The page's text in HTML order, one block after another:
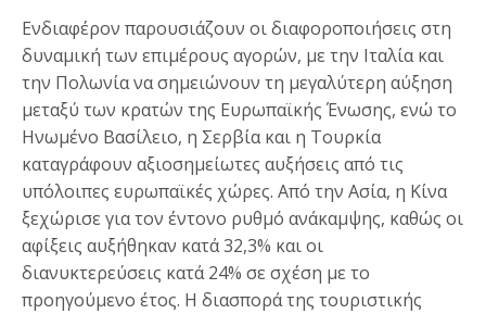
Ενδιαφέρον παρουσιάζουν οι διαφοροποιήσεις στη
δυναμική των επιμέρους αγορών, με την Ιταλία και
την Πολωνία να σημειώνουν τη μεγαλύτερη αύξηση
μεταξύ των κρατών της Ευρωπαϊκής Ένωσης, ενώ το
Ηνωμένο Βασίλειο, η Σερβία και η Τουρκία
καταγράφουν αξιοσημείωτες αυξήσεις από τις
υπόλοιπες ευρωπαϊκές χώρες. Από την Ασία, η Κίνα
ξεχώρισε για τον έντονο ρυθμό ανάκαμψης, καθώς οι
αφίξεις αυξήθηκαν κατά 32,3% και οι
διανυκτερεύσεις κατά 24% σε σχέση με το
προηγούμενο έτος. Η διασπορά της τουριστικής